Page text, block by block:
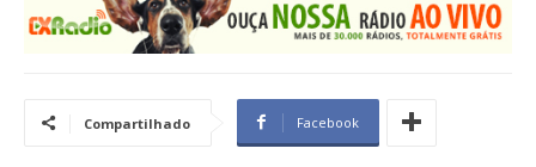
Compartilhado Facebook